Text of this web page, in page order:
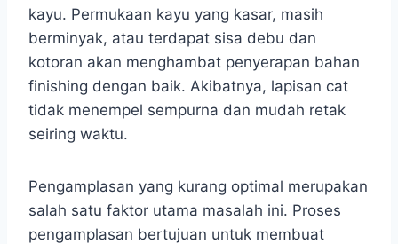
kayu. Permukaan kayu yang kasar, masih
berminyak, atau terdapat sisa debu dan
kotoran akan menghambat penyerapan bahan
finishing dengan baik. Akibatnya, lapisan cat
tidak menempel sempurna dan mudah retak
seiring waktu.
Pengamplasan yang kurang optimal merupakan
salah satu faktor utama masalah ini. Proses
pengamplasan bertujuan untuk membuat